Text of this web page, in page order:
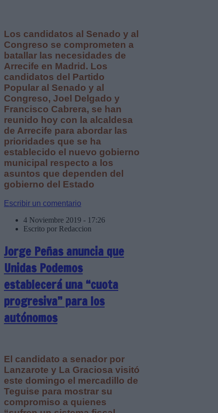
Los candidatos al Senado y al
Congreso se comprometen a
batallar las necesidades de
Arrecife en Madrid. Los
candidatos del Partido
Popular al Senado y al
Congreso, Joel Delgado y
Francisco Cabrera, se han
reunido hoy con la alcaldesa
de Arrecife para abordar las
prioridades que se ha
establecido el nuevo gobierno
municipal respecto a los
asuntos que dependen del
gobierno del Estado
Escribir un comentario
4 Noviembre 2019 - 17:26
Escrito por Redaccion
Jorge Peñas anuncia que
Unidas Podemos
establecerá una “cuota
progresiva” para los
autónomos
El candidato a senador por
Lanzarote y La Graciosa visitó
este domingo el mercadillo de
Teguise para mostrar su
compromiso a quienes